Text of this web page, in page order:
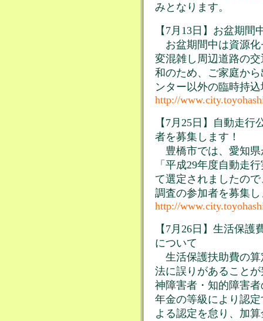
みとなります。
【7月13日】お盆期
お盆期間中は資源化
変混雑し周辺道路の
和のため、ご家庭か
ンター以外の臨時持
http://
【7月25日】自動走
者を募集します！
豊橋市では、愛知県
「平成29年度自動走
て選定されましたの
調査の参加者を募集
http://
【7月26日】生活保
について
生活保護扶助費の算
法に誤りがあること
神障害者・知的障害
年金の等級により認
よる認定を怠り、加